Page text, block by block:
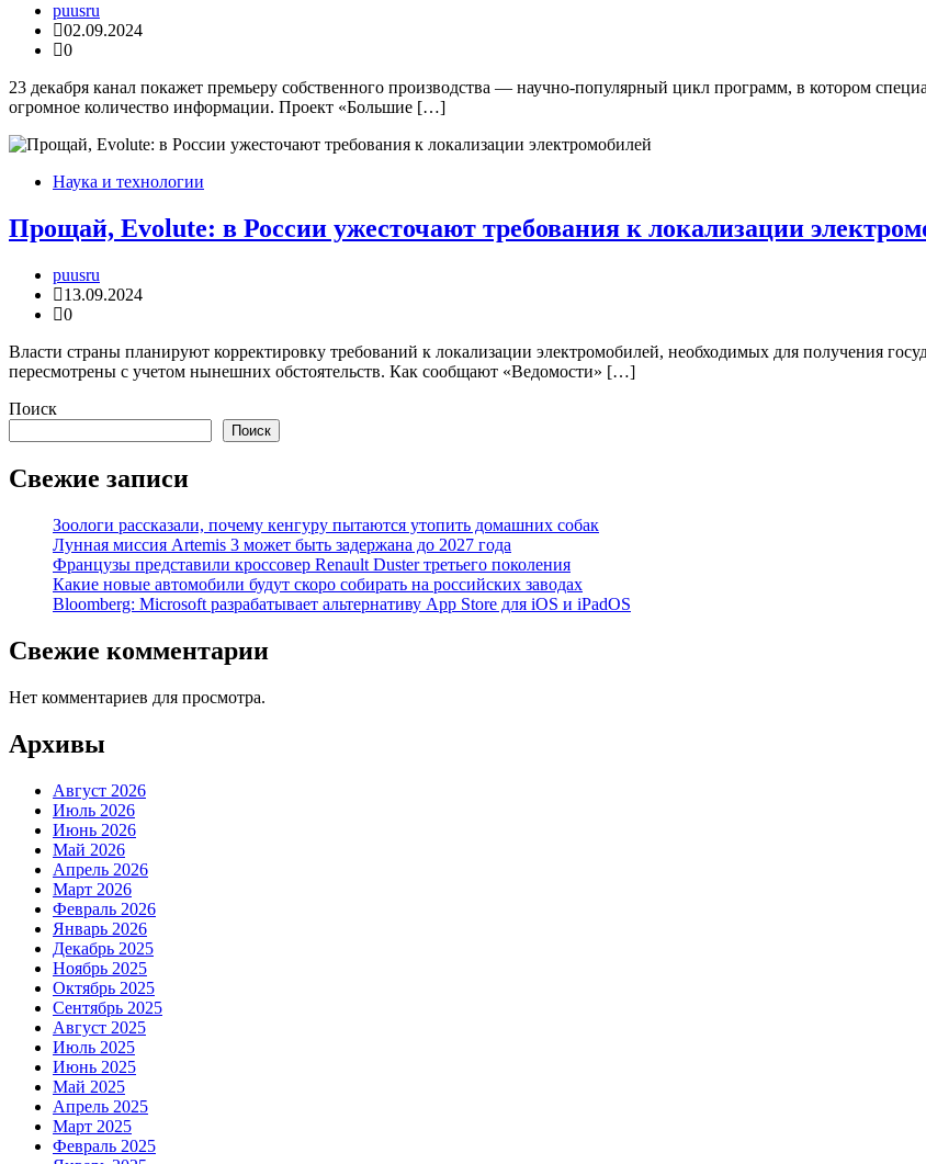
puusru
02.09.2024
0
23 декабря канал покажет премьеру собственного производства — научно-популярный цикл программ, в котором
огромное количество информации. Проект «Большие […]
Наука и технологии
Прощай, Evolute: в России ужесточают требования к локализации
puusru
13.09.2024
0
Власти страны планируют корректировку требований к локализации электромобилей, необходимых для получения
пересмотрены с учетом нынешних обстоятельств. Как сообщают «Ведомости» […]
Поиск
Поиск
Свежие записи
Зоологи рассказали, почему кенгуру пытаются утопить домашних собак
Лунная миссия Artemis 3 может быть задержана до 2027 года
Французы представили кроссовер Renault Duster третьего поколения
Какие новые автомобили будут скоро собирать на российских заводах
Bloomberg: Microsoft разрабатывает альтернативу App Store для iOS и iPadOS
Свежие комментарии
Нет комментариев для просмотра.
Архивы
Август 2026
Июль 2026
Июнь 2026
Май 2026
Апрель 2026
Март 2026
Февраль 2026
Январь 2026
Декабрь 2025
Ноябрь 2025
Октябрь 2025
Сентябрь 2025
Август 2025
Июль 2025
Июнь 2025
Май 2025
Апрель 2025
Март 2025
Февраль 2025